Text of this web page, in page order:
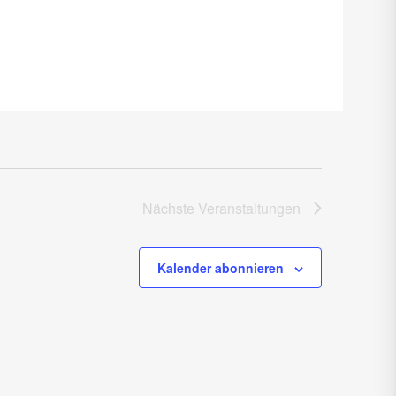
Nächste Veranstaltungen
Kalender abonnieren